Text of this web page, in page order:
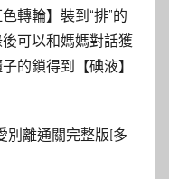
轉輪】裝到“排”的
可以和媽媽對話獲
的鎖得到【碘液】